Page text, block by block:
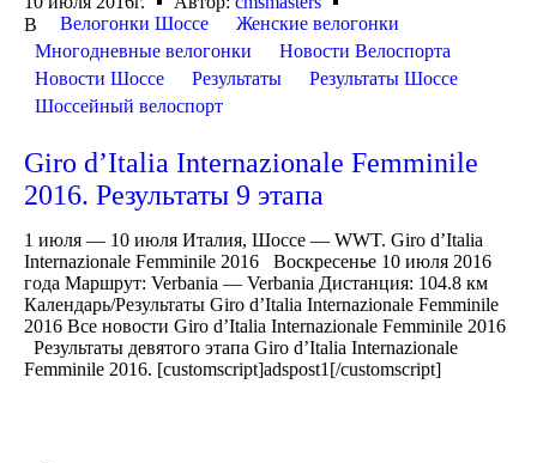
В
Велогонки Шоссе
Женские велогонки
Многодневные велогонки
Новости Велоспорта
Новости Шоссе
Результаты
Результаты Шоссе
Шоссейный велоспорт
Giro d’Italia Internazionale Femminile
2016. Результаты 9 этапа
1 июля — 10 июля Италия, Шоссе — WWT. Giro d’Italia
Internazionale Femminile 2016 Воскресенье 10 июля 2016
года Маршрут: Verbania — Verbania Дистанция: 104.8 км
Календарь/Результаты Giro d’Italia Internazionale Femminile
2016 Все новости Giro d’Italia Internazionale Femminile 2016
Результаты девятого этапа Giro d’Italia Internazionale
Femminile 2016. [customscript]adspost1[/customscript]